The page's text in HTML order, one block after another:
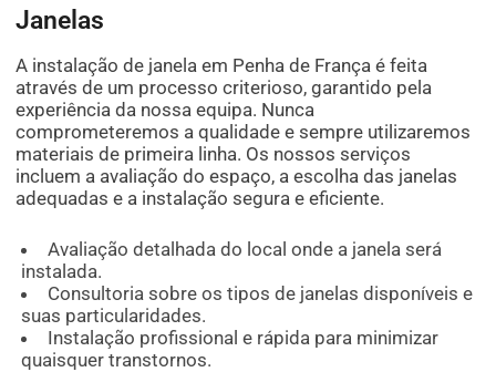
Janelas
A instalação de janela em Penha de França é feita
através de um processo criterioso, garantido pela
experiência da nossa equipa. Nunca
comprometeremos a qualidade e sempre utilizaremos
materiais de primeira linha. Os nossos serviços
incluem a avaliação do espaço, a escolha das janelas
adequadas e a instalação segura e eficiente.
Avaliação detalhada do local onde a janela será
instalada.
Consultoria sobre os tipos de janelas disponíveis e
suas particularidades.
Instalação profissional e rápida para minimizar
quaisquer transtornos.